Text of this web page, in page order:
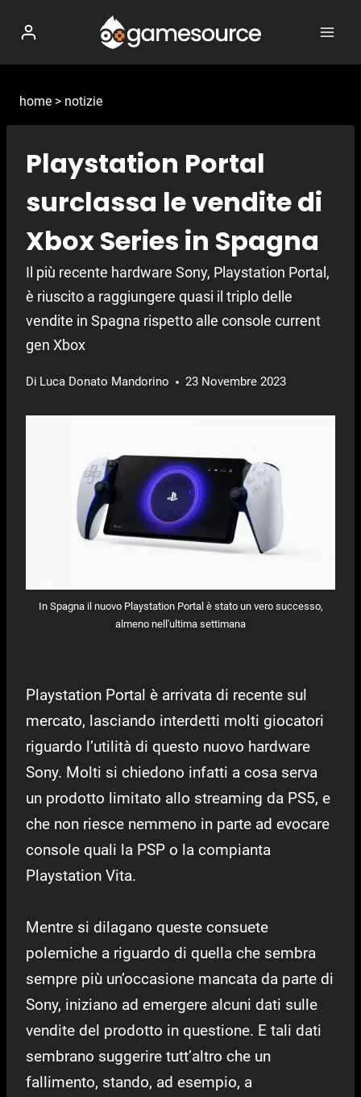
contenuto
home > notizie
Playstation Portal
surclassa le vendite di
Xbox Series in Spagna
Il più recente hardware Sony, Playstation Portal,
è riuscito a raggiungere quasi il triplo delle
vendite in Spagna rispetto alle console current
gen Xbox
Di Luca Donato Mandorino 23 Novembre 2023
In Spagna il nuovo Playstation Portal è stato un vero successo,
almeno nell'ultima settimana
Playstation Portal è arrivata di recente sul
mercato, lasciando interdetti molti giocatori
riguardo l’utilità di questo nuovo hardware
Sony. Molti si chiedono infatti a cosa serva
un prodotto limitato allo streaming da PS5, e
che non riesce nemmeno in parte ad evocare
console quali la PSP o la compianta
Playstation Vita.
Mentre si dilagano queste consuete
polemiche a riguardo di quella che sembra
sempre più un’occasione mancata da parte di
Sony, iniziano ad emergere alcuni dati sulle
vendite del prodotto in questione. E tali dati
sembrano suggerire tutt’altro che un
fallimento, stando, ad esempio, a